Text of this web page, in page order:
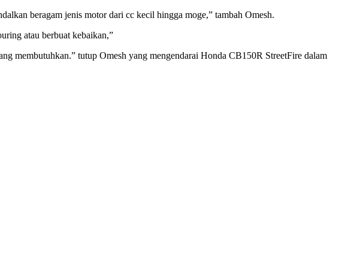
beragam jenis motor dari cc kecil hingga moge,” tambah Omesh.
atau berbuat kebaikan,”
membutuhkan.” tutup Omesh yang mengendarai Honda CB150R StreetFire dalam